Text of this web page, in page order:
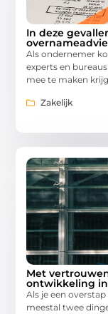
In deze
Als ondernemer
experts en
mee te maken
Zakelijk
Met
ontwikkeling
Als je een
meestal twee